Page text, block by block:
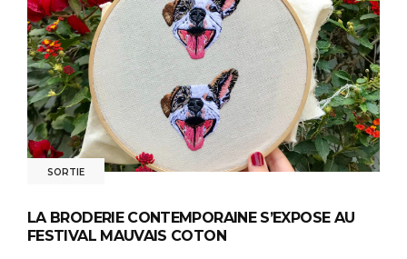
SORTIE
LA BRODERIE CONTEMPORAINE S’EXPOSE AU
FESTIVAL MAUVAIS COTON